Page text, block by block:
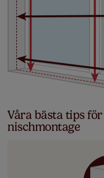
Våra bästa tips
nischmontage